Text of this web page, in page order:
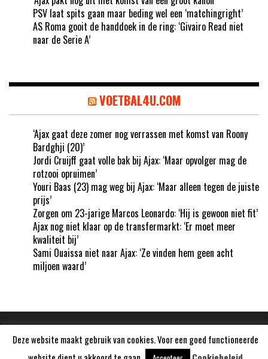
PSV laat spits gaan maar beding wel een ‘matchingright’
AS Roma gooit de handdoek in de ring: ‘Givairo Read niet
naar de Serie A’
VOETBAL4U.COM
‘Ajax gaat deze zomer nog verrassen met komst van Roony
Bardghji (20)’
Jordi Cruijff gaat volle bak bij Ajax: ‘Maar opvolger mag de
rotzooi opruimen’
Youri Baas (23) mag weg bij Ajax: ‘Maar alleen tegen de juiste
prijs’
Zorgen om 23-jarige Marcos Leonardo: ‘Hij is gewoon niet fit’
Ajax nog niet klaar op de transfermarkt: ‘Er moet meer
kwaliteit bij’
Sami Ouaissa niet naar Ajax: ‘Ze vinden hem geen acht
miljoen waard’
Aangedreven doorWordPress
Deze website maakt gebruik van cookies. Voor een goed functioneerde